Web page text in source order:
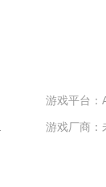
游戏平台：
游戏厂商：